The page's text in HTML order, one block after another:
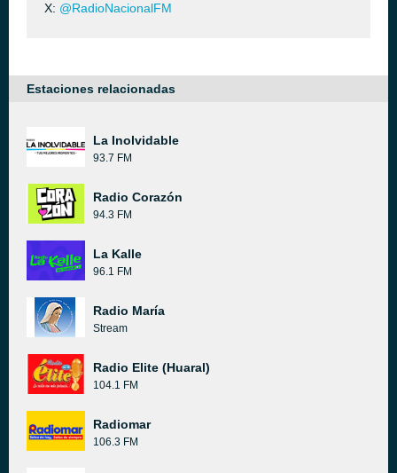
X: @RadioNacionalFM
Estaciones relacionadas
La Inolvidable
93.7 FM
Radio Corazón
94.3 FM
La Kalle
96.1 FM
Radio María
Stream
Radio Elite (Huaral)
104.1 FM
Radiomar
106.3 FM